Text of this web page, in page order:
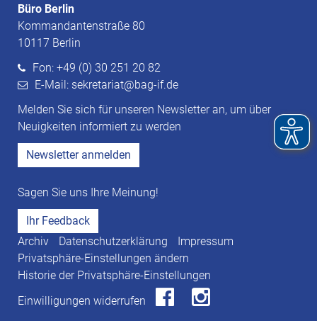
Büro Berlin
Kommandantenstraße 80
10117 Berlin
Fon: +49 (0) 30 251 20 82
E-Mail: sekretariat@bag-if.de
Melden Sie sich für unseren Newsletter an, um über
Neuigkeiten informiert zu werden
Newsletter anmelden
Sagen Sie uns Ihre Meinung!
Ihr Feedback
Archiv
Datenschutzerklärung
Impressum
Privatsphäre-Einstellungen ändern
Historie der Privatsphäre-Einstellungen
Einwilligungen widerrufen